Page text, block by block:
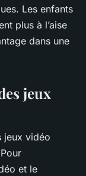
Les enfants
plus à l’aise
dans une
jeux
jeux vidéo
et le